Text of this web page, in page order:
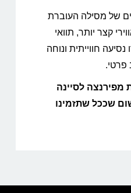
הוא כ-75 עד 80 קילומטרים של מסילה העוברת
קצר יותר, תוואי
חווייתית ונוחה
פרטי.
מפירנצה לסיינה
שככל שתזמינו